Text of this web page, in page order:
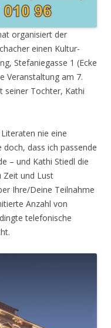
organisiert der
einen Kultur-
Stefaniegasse 1 (Ecke
Veranstaltung am 7.
seiner Tochter, Kathi
nie eine
dass ich passende
– und Kathi Stiedl die
Zeit und Lust
Ihre/Deine Teilnahme
Anzahl von
telefonische